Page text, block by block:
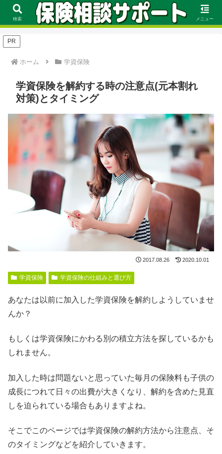
FP資格を持つ保険のプロが保険の選び方や見直し方、評価基準に基づくおす
すめをランキング形式で徹底解説！
PR
ホーム 学資保険
学資保険を解約する時の注意点(元本割れ
対策)とタイミング
2017.08.26 2020.10.01
学資保険 学資保険の仕組みと選び方
あなたは以前に加入した学資保険を解約しようしていませ
んか？
もしくは学資保険にかわる別の積立方法を探しているかも
しれません。
加入した時は問題ないと思っていた毎月の保険料も子供の
成長につれて日々の出費が大きくなり、解約を含めた見直
しを迫られている場合もありますよね。
そこでこのページでは学資保険の解約方法から注意点、そ
のタイミングなどを紹介していきます。
検索 メニュー